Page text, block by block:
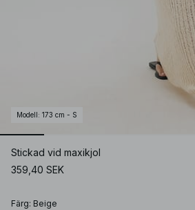
Modell : 173 cm - S
Stickad vid maxikjol
359,40 SEK
Färg: Beige